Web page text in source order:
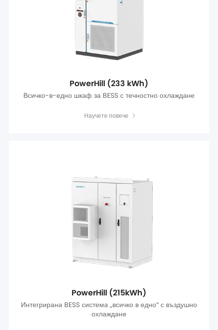
PowerHill (233 kWh)
Всичко-в-едно шкаф за BESS с течностно охлаждане
Научете повече
PowerHill (215kWh)
Интегрирана BESS система „всичко в едно“ с въздушно
охлаждане